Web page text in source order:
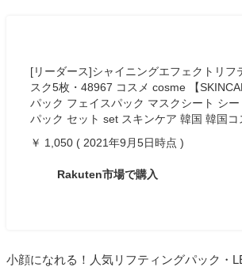
[リーダース]シャイニングエフェクトリフ
スク5枚・48967 コスメ cosme 【
パック フェイスパック マスクシート シ
パック セット set スキンケア 韓国 韓国コ
￥ 1,050 ( 2021年9月5日時点 )
Rakuten市場で購入
小顔になれる！人気リフティングパック・